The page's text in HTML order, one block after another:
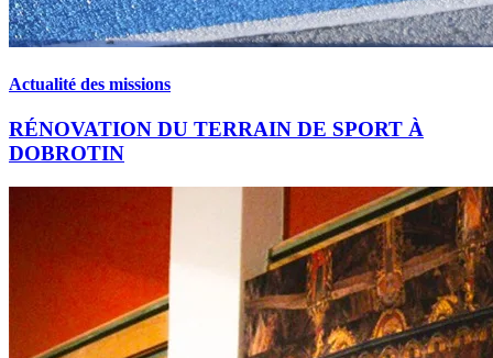
Actualité des missions
RÉNOVATION DU TERRAIN DE SPORT À
DOBROTIN